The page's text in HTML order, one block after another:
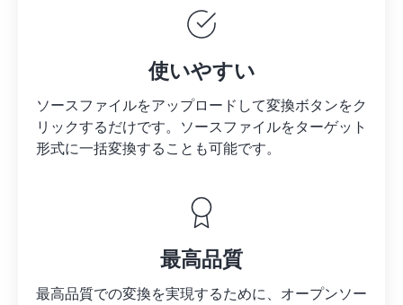
使いやすい
ソースファイルをアップロードして変換ボタンをク
リックするだけです。 ソースファイルをターゲット
形式に一括変換することも可能です。
最高品質
最高品質での変換を実現するために、オープンソー